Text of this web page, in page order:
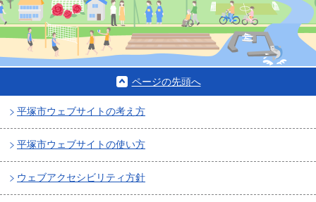
ページの先頭へ
平塚市ウェブサイトの考え方
平塚市ウェブサイトの使い方
ウェブアクセシビリティ方針